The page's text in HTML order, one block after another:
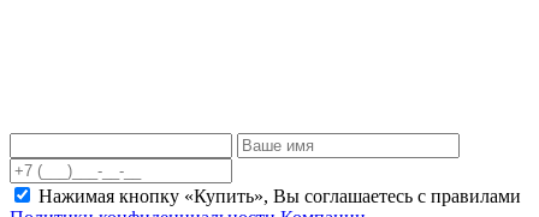
Нажимая кнопку «Купить», Вы соглашаетесь c правилами